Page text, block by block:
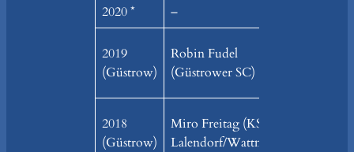
2020 *
–
2019
(Güstrow)
Robin Fudel
(Güstrower SC)
2018
(Güstrow)
Miro Freitag (KSG
Lalendorf/Wattm.)